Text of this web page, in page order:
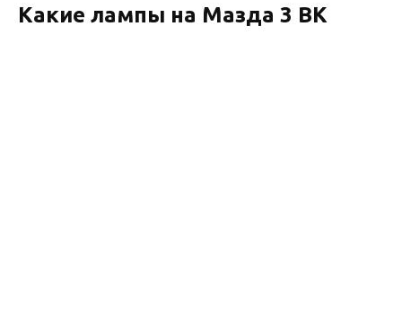
Какие лампы на Мазда 3 BK